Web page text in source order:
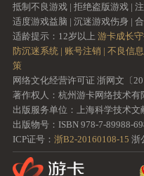
抵制不良游戏 | 拒绝盗版游戏 |
适度游戏益脑 | 沉迷游戏伤身 |
适龄提示：12岁以上 游卡成长
防沉迷系统 | 账号注销 | 不良信
策
网络文化经营许可证 浙网文〔
著作权人：杭州游卡网络技术有
出版服务单位：上海科学技术文
出版物号：ISBN 978-7-89988-
ICP证号： 浙B2-20160108-15 浙